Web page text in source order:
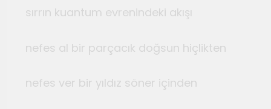
sırrın kuantum evrenindeki akışı
nefes al bir parçacık doğsun hiçlikten
nefes ver bir yıldız söner içinden